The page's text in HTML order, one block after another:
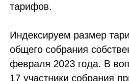
тарифов.
Индексируем размер
общего собрания
февраля 2023 года. В
17 участники собрания